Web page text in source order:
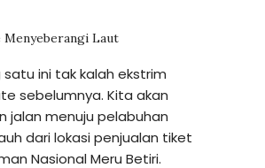
Menyeberangi Laut
satu ini tak kalah ekstrim
sebelumnya. Kita akan
jalan menuju pelabuhan
dari lokasi penjualan tiket
Nasional Meru Betiri.